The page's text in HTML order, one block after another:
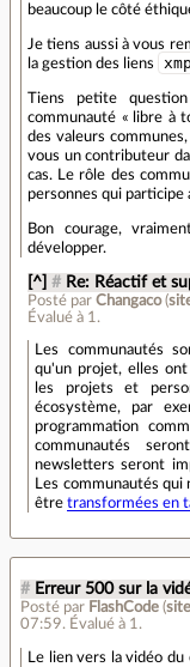
beaucoup le côté
Je tiens aussi à vous
la gestion des liens
Tiens petite
communauté « libre à
des valeurs
vous un contributeur
cas. Le rôle des
personnes qui
Bon courage,
développer.
[^] # Re: Réactif et
Posté parChangaco(
Évalué à 1 .
Les communautés
qu'un projet, elles
les projets et
écosystème, par
programmation
communautés
newsletters seront
Les communautés
êtretransformées en
# Erreur 500 sur la
Posté par FlashCode (
07:59. Évalué à 1 .
Le lien vers la vidéo